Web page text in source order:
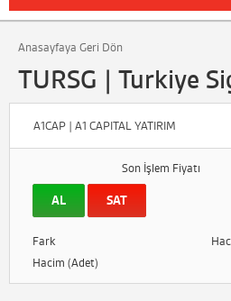
Anasayfaya Geri Dön
TURSG | Turkiye
A1CAP | A1 CAPITAL YATIRIM
Son İşlem Fiyatı
AL SAT
Fark
Hacim (Adet)